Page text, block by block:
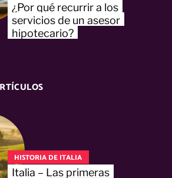
¿Por qué recurrir a los
servicios de un asesor
hipotecario?
HISTORIA DE ITALIA
Italia – Las primeras